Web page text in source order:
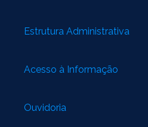
Ministério da Integração Nacional
Estrutura Administrativa
Acesso à Informação
Ouvidoria